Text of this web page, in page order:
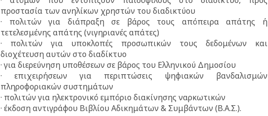
προστασία των ανηλίκων χρηστών του διαδικτύου
· πολιτών για διάπραξη σε βάρος τους απόπειρα απάτης ή
τετελεσμένης απάτης (νιγηριανές απάτες)
· πολιτών για υποκλοπές προσωπικών τους δεδομένων και
διοχέτευση αυτών στο διαδίκτυο
· για διερεύνηση υποθέσεων σε βάρος του Ελληνικού Δημοσίου
· επιχειρήσεων για περιπτώσεις ψηφιακών βανδαλισμών
πληροφοριακών συστημάτων
· πολιτών για ηλεκτρονικό εμπόριο διακίνησης ναρκωτικών
· έκδοση αντιγράφου Βιβλίου Αδικημάτων & Συμβάντων (Β.Α.Σ.).